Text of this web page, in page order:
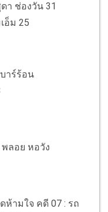
า ช่องวัน 31
อ็ม 25
าร์ร้อน
พลอย หอวัง
ห้ามใจ คดี 07 : รถ